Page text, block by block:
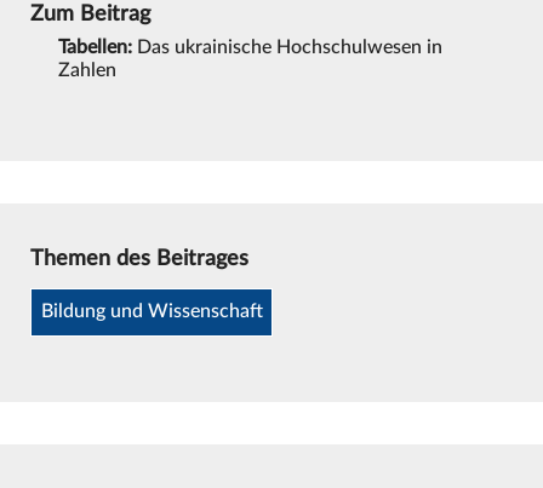
Zum Beitrag
Tabellen: Das ukrainische Hochschulwesen in
Zahlen
Themen des Beitrages
Bildung und Wissenschaft